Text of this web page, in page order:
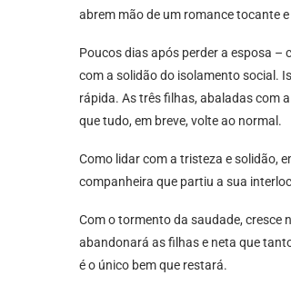
abrem mão de um romance tocante
Poucos dias após perder a esposa
com a solidão do isolamento social.
rápida. As três filhas, abaladas com
que tudo, em breve, volte ao normal.
Como lidar com a tristeza e solidão,
companheira que partiu a sua
Com o tormento da saudade, cresce
abandonará as filhas e neta que
é o único bem que restará.